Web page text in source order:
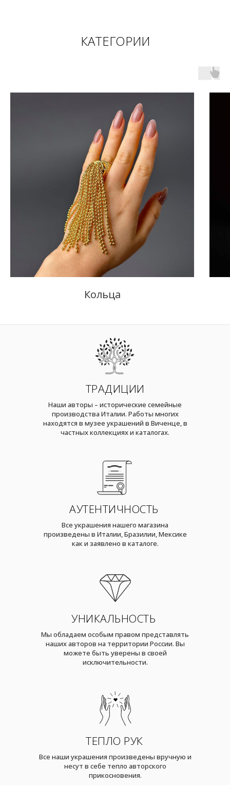
КАТЕГОРИИ
Кольца
ТРАДИЦИИ
Наши авторы – исторические семейные
производства Италии. Работы многих
находятся в музее украшений в Виченце, в
частных коллекциях и каталогах.
АУТЕНТИЧНОСТЬ
Все украшения нашего магазина
произведены в Италии, Бразилии, Мексике
как и заявлено в каталоге.
УНИКАЛЬНОСТЬ
Мы обладаем особым правом представлять
наших авторов на территории России. Вы
можете быть уверены в своей
исключительности.
ТЕПЛО РУК
Все наши украшения произведены вручную и
несут в себе тепло авторского
прикосновения.